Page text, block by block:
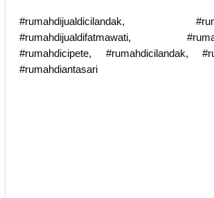
#rumahdijualdicilandak,
#rumahdijualdifatmawati,
#rumahdicipete, #rumahdicilandak,
#rumahdiantasari